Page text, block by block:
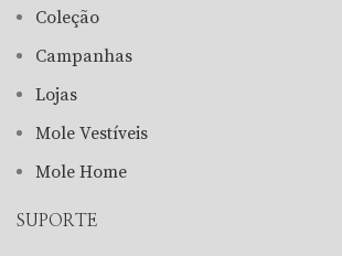
Coleção
Campanhas
Lojas
Mole Vestíveis
Mole Home
SUPORTE